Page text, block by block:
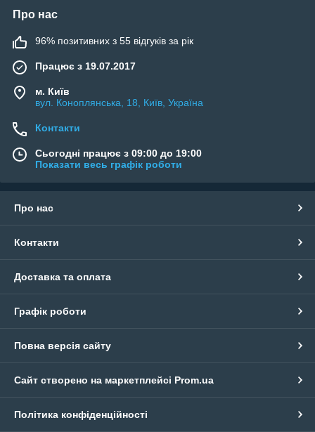
Про нас
96% позитивних з 55 відгуків за рік
Працює з 19.07.2017
м. Київ
вул. Коноплянська, 18, Київ, Україна
Контакти
Сьогодні працює з 09:00 до 19:00
Показати весь графік роботи
Про нас
Контакти
Доставка та оплата
Графік роботи
Повна версія сайту
Сайт створено на маркетплейсі Prom.ua
Політика конфіденційності